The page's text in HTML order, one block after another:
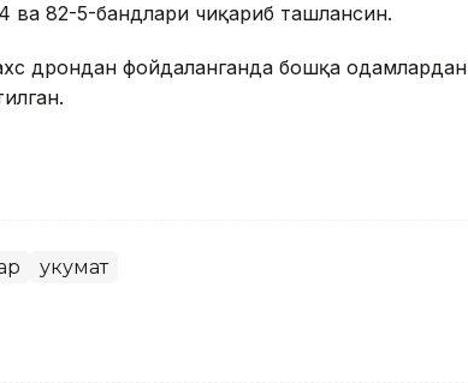
ва 82-5-бандлари чиқариб ташлансин.
дрондан фойдаланганда бошқа одамлардан
Ҳукумат